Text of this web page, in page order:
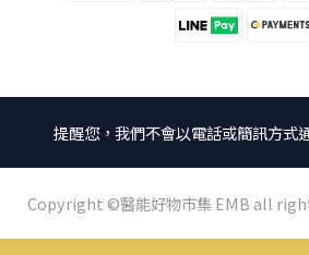
提醒您，我們不會以電話或簡訊方式
Copyright ©醫能好物市集 EMB all